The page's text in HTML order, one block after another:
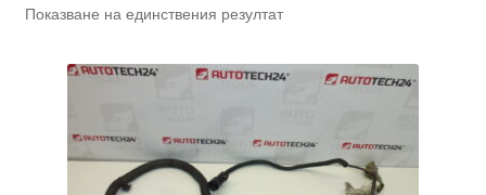
Показване на единствения резултат